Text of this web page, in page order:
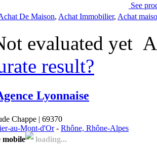
See
De Maison, Achat Immobilier, Achat
evaluated yet
result?
Lyonnaise
Chappe | 69370
au-Mont-d'Or- Rhône, Rhône-Alpes
mobile
loading...